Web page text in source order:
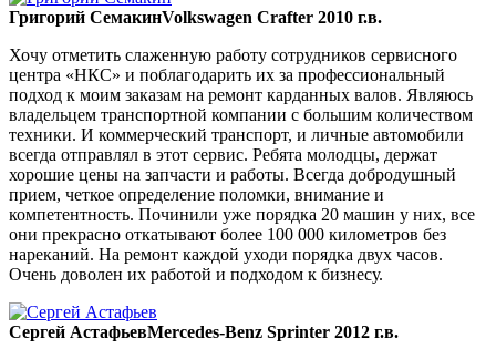
Григорий СемакинVolkswagen Crafter 2010 г.в.
Хочу отметить слаженную работу сотрудников сервисного
центра «НКС» и поблагодарить их за профессиональный
подход к моим заказам на ремонт карданных валов. Являюсь
владельцем транспортной компании с большим количеством
техники. И коммерческий транспорт, и личные автомобили
всегда отправлял в этот сервис. Ребята молодцы, держат
хорошие цены на запчасти и работы. Всегда добродушный
прием, четкое определение поломки, внимание и
компетентность. Починили уже порядка 20 машин у них, все
они прекрасно откатывают более 100 000 километров без
нареканий. На ремонт каждой уходи порядка двух часов.
Очень доволен их работой и подходом к бизнесу.
Сергей АстафьевMercedes-Benz Sprinter 2012 г.в.